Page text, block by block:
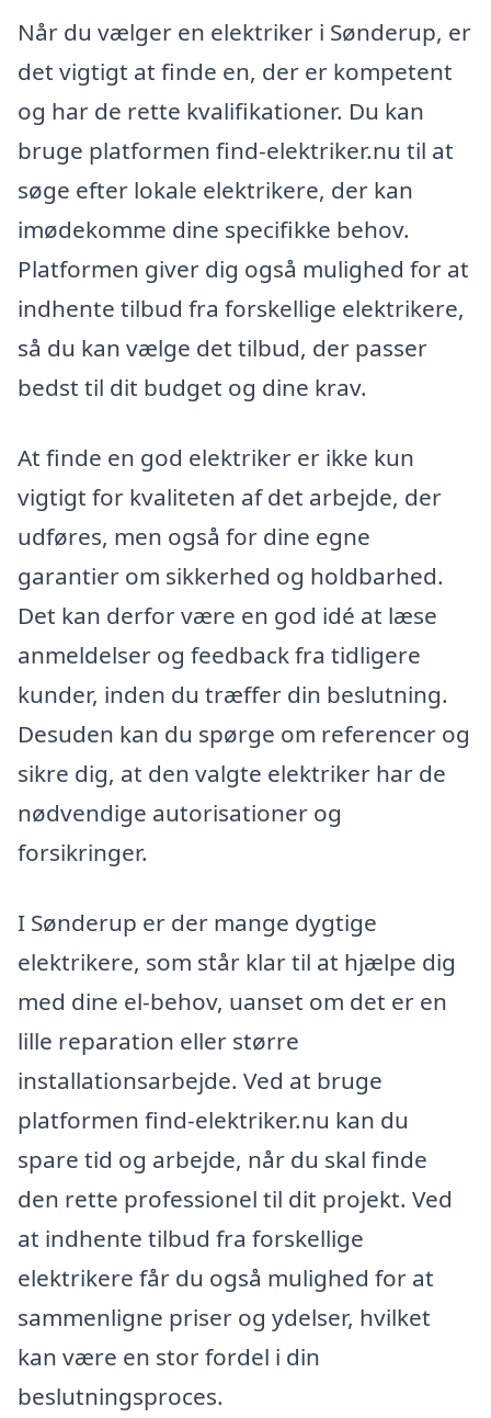
Når du vælger en elektriker i Sønderup, er
det vigtigt at finde en, der er kompetent
og har de rette kvalifikationer. Du kan
bruge platformen find-elektriker.nu til at
søge efter lokale elektrikere, der kan
imødekomme dine specifikke behov.
Platformen giver dig også mulighed for at
indhente tilbud fra forskellige elektrikere,
så du kan vælge det tilbud, der passer
bedst til dit budget og dine krav.
At finde en god elektriker er ikke kun
vigtigt for kvaliteten af det arbejde, der
udføres, men også for dine egne
garantier om sikkerhed og holdbarhed.
Det kan derfor være en god idé at læse
anmeldelser og feedback fra tidligere
kunder, inden du træffer din beslutning.
Desuden kan du spørge om referencer og
sikre dig, at den valgte elektriker har de
nødvendige autorisationer og
forsikringer.
I Sønderup er der mange dygtige
elektrikere, som står klar til at hjælpe dig
med dine el-behov, uanset om det er en
lille reparation eller større
installationsarbejde. Ved at bruge
platformen find-elektriker.nu kan du
spare tid og arbejde, når du skal finde
den rette professionel til dit projekt. Ved
at indhente tilbud fra forskellige
elektrikere får du også mulighed for at
sammenligne priser og ydelser, hvilket
kan være en stor fordel i din
beslutningsproces.